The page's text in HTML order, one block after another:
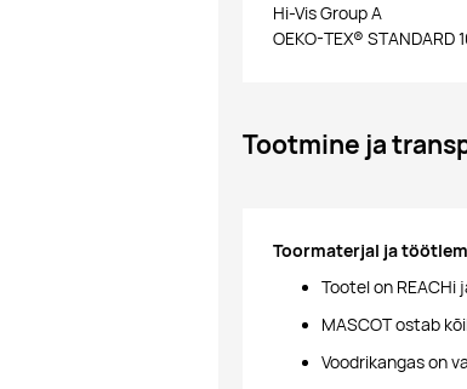
Hi-Vis Group A
OEKO-TEX® STANDARD
Tootmine ja
Toormaterjal ja
Tootel on REACHi
MASCOT ostab
Voodrikangas on